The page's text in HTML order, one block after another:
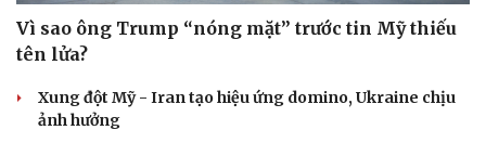
Vì sao ông Trump “nóng mặt” trước tin Mỹ thiếu
tên lửa?
Xung đột Mỹ - Iran tạo hiệu ứng domino, Ukraine chịu
ảnh hưởng